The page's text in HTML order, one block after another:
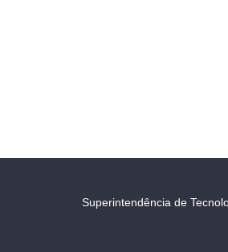
Superintendência de